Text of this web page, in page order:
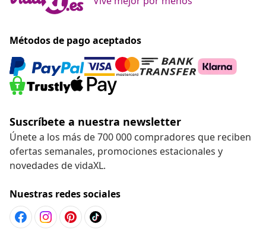
Métodos de pago aceptados
Suscríbete a nuestra newsletter
Únete a los más de 700 000 compradores que reciben
ofertas semanales, promociones estacionales y
novedades de vidaXL.
Nuestras redes sociales